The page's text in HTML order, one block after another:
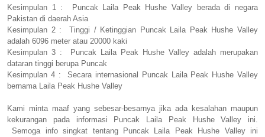
Kesimpulan 1 : Puncak Laila Peak Hushe Valley berada di negara
Pakistan di daerah Asia
Kesimpulan 2 : Tinggi / Ketinggian Puncak Laila Peak Hushe Valley
adalah 6096 meter atau 20000 kaki
Kesimpulan 3 : Puncak Laila Peak Hushe Valley adalah merupakan
dataran tinggi berupa Puncak
Kesimpulan 4 : Secara internasional Puncak Laila Peak Hushe Valley
bernama Laila Peak Hushe Valley
Kami minta maaf yang sebesar-besarnya jika ada kesalahan maupun
kekurangan pada informasi Puncak Laila Peak Hushe Valley ini.
Semoga info singkat tentang Puncak Laila Peak Hushe Valley ini